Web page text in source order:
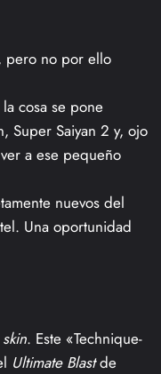
pero no por ello
cosa se pone
Super Saiyan 2 y, ojo
a ese pequeño
nuevos del
Una oportunidad
skin. Este «Technique-
Ultimate Blastde